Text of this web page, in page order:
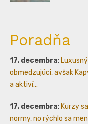
Poradňa
17. decembra:
obmedzujúci, avšak
a aktiví...
17. decembra: Kurzy
normy, no rýchlo sa